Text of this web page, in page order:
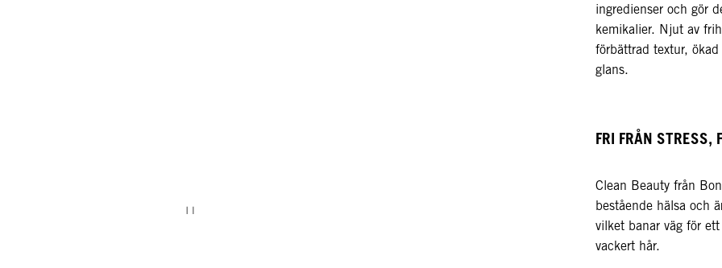
ingredienser och gör
kemikalier. Njut av
förbättrad textur,
glans.​
FRI FRÅN STRESS,
Clean Beauty från
bestående hälsa och
vilket banar väg för
vackert hår.​